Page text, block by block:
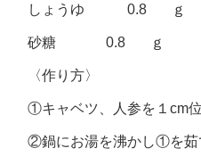
しょうゆ 0.8 ｇ
砂糖 0.8 ｇ
〈作り方〉
①キャベツ、人参を１cm
②鍋にお湯を沸かし①を茹